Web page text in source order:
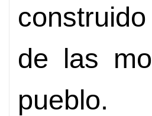
de las
pueblo.